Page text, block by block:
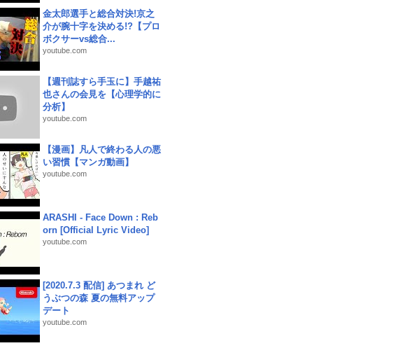
金太郎選手と総合対決!京之
介が腕十字を決める!?【プロ
ボクサーvs総合...
youtube.com
【週刊誌すら手玉に】手越祐
也さんの会見を【心理学的に
分析】
youtube.com
【漫画】凡人で終わる人の悪
い習慣【マンガ動画】
youtube.com
ARASHI - Face Down : Reb
orn [Official Lyric Video]
youtube.com
[2020.7.3 配信] あつまれ ど
うぶつの森 夏の無料アップ
デート
youtube.com